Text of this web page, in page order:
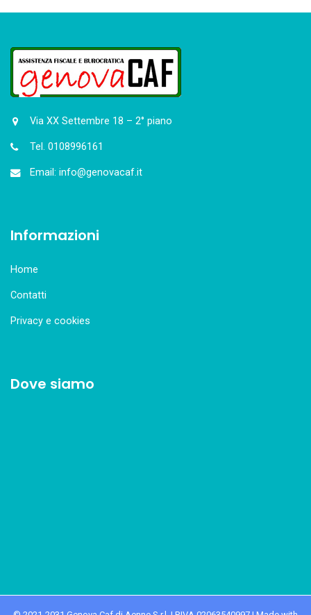
Via XX Settembre 18 – 2° piano
Tel. 0108996161
Email: info@genovacaf.it
Informazioni
Home
Contatti
Privacy e cookies
Dove siamo